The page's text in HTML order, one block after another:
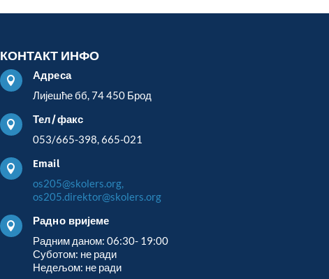
КОНТАКТ ИНФО

Адреса
Лијешће бб, 74 450 Брод

Тел/факс
053/665-398, 665-021

Email
os205@skolers.org,
os205.direktor@skolers.org

Радно вријеме
Радним даном: 06:30- 19:00
Суботом: не ради
Недељом: не ради